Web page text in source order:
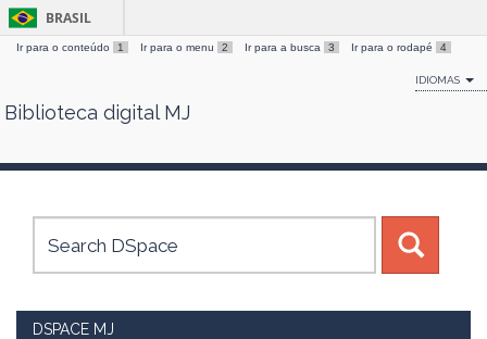
Skip
BRASIL
Ir para o conteúdo 1 Ir para o menu 2 Ir para a busca 3 Ir para o rodapé 4
IDIOMAS
Biblioteca digital MJ
DSPACE MJ